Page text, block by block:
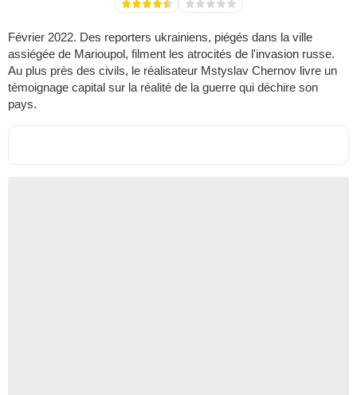
Février 2022. Des reporters ukrainiens, piégés dans la ville
assiégée de Marioupol, filment les atrocités de l'invasion russe.
Au plus près des civils, le réalisateur Mstyslav Chernov livre un
témoignage capital sur la réalité de la guerre qui déchire son
pays.